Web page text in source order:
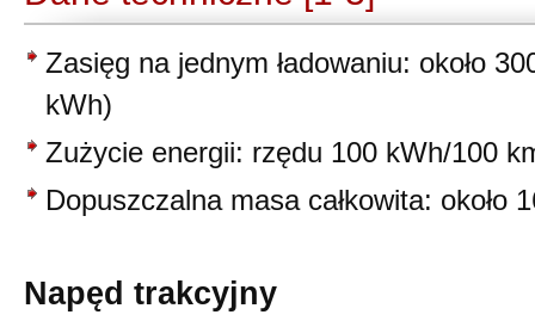
Zasięg na jednym ładowaniu: około
kWh)
Zużycie energii: rzędu 100 kWh/100
Dopuszczalna masa całkowita: około
Napęd trakcyjny